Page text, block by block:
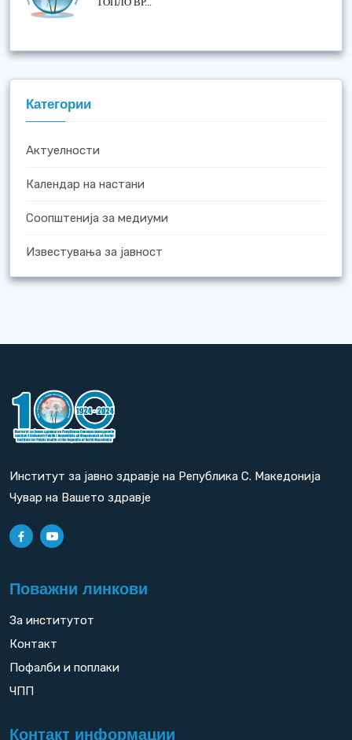
Категории
Актуелности
Календар на настани
Соопштенија за медиуми
Известувања за јавност
Институт за јавно здравје на Република С. Македонија
Чувар на Вашето здравје
Поважни линкови
За институтот
Контакт
Пофалби и поплаки
ЧПП
Контакт информации